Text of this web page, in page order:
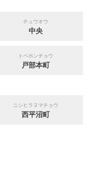
チュウオウ
中央
トベホンチョウ
戸部本町
ニシヒラヌマチョウ
西平沼町